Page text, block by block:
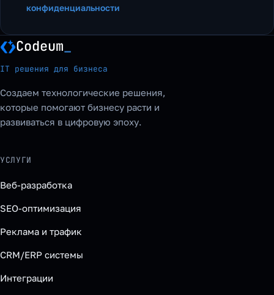
конфиденциальности
Codeum_
IT решения для бизнеса
Создаем технологические решения,
которые помогают бизнесу расти и
развиваться в цифровую эпоху.
УСЛУГИ
Веб-разработка
SEO-оптимизация
Реклама и трафик
CRM/ERP системы
Интеграции